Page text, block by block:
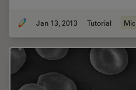
Jan 13, 2013 Tutorial